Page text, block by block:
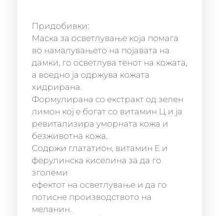
Придобивки:
Маска за осветлување која помага
во намалувањето на појавата на
дамки, го осветлува тенот на кожата,
а воедно ја одржува кожата
хидрирана.
Формулирана со екстракт од зелен
лимон кој е богат со витамин Ц и ја
ревитализира уморната кожа и
безживотна кожа.
Содржи глататион, витамин Е и
ферулинска киселина за да го
зголеми
ефектот на осветлување и да го
потисне производството на
меланин.